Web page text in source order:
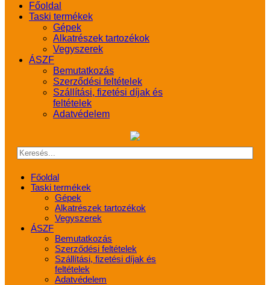
Főoldal
Taski termékek
Gépek
Alkatrészek tartozékok
Vegyszerek
ÁSZF
Bemutatkozás
Szerződési feltételek
Szállítási, fizetési díjak és
feltételek
Adatvédelem
Főoldal
Taski termékek
Gépek
Alkatrészek tartozékok
Vegyszerek
ÁSZF
Bemutatkozás
Szerződési feltételek
Szállítási, fizetési díjak és
feltételek
Adatvédelem